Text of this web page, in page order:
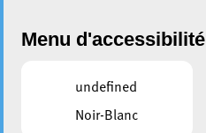
Administration
Menu d'accessibilité
undefined
Noir-Blanc